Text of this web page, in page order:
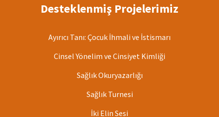
Desteklenmiş Projelerimiz
Ayırıcı Tanı: Çocuk İhmali ve İstismarı
Cinsel Yönelim ve Cinsiyet Kimliği
Sağlık Okuryazarlığı
Sağlık Turnesi
İki Elin Sesi